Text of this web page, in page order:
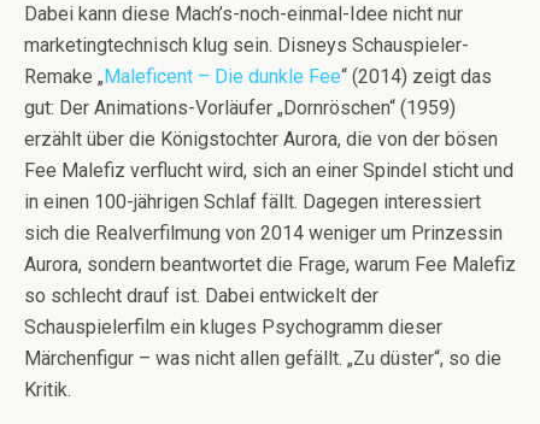
Dabei kann diese Mach’s-noch-einmal-Idee nicht nur
marketingtechnisch klug sein. Disneys Schauspieler-
Remake „Maleficent – Die dunkle Fee“ (2014) zeigt das
gut: Der Animations-Vorläufer „Dornröschen“ (1959)
erzählt über die Königstochter Aurora, die von der bösen
Fee Malefiz verflucht wird, sich an einer Spindel sticht und
in einen 100-jährigen Schlaf fällt. Dagegen interessiert
sich die Realverfilmung von 2014 weniger um Prinzessin
Aurora, sondern beantwortet die Frage, warum Fee Malefiz
so schlecht drauf ist. Dabei entwickelt der
Schauspielerfilm ein kluges Psychogramm dieser
Märchenfigur – was nicht allen gefällt. „Zu düster“, so die
Kritik.